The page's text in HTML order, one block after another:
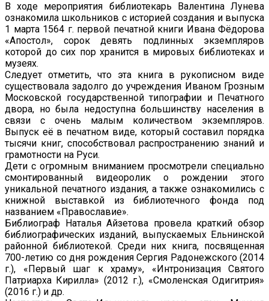
В ходе мероприятия библиотекарь Валентина Лунева
ознакомила школьников с историей создания и выпуска
1 марта 1564 г. первой печатной книги Ивана Фёдорова
«Апостол», сорок девять подлинных экземпляров
которой до сих пор хранится в мировых библиотеках и
музеях.
Следует отметить, что эта книга в рукописном виде
существовала задолго до учреждения Иваном Грозным
Московской государственной типографии и Печатного
двора, но была недоступна большинству населения в
связи с очень малым количеством экземпляров.
Выпуск её в печатном виде, который составил порядка
тысячи книг, способствовал распространению знаний и
грамотности на Руси.
Дети с огромным вниманием просмотрели специально
смонтированный видеоролик о рождении этого
уникальной печатного издания, а также ознакомились с
книжной выставкой из библиотечного фонда под
названием «Православие».
Библиограф Наталья Айзетова провела краткий обзор
библиографических изданий, выпускаемых Ельнинской
районной библиотекой. Среди них книга, посвященная
700-летию со дня рождения Сергия Радонежского (2014
г.), «Первый шаг к храму», «Интронизация Святого
Патриарха Кирилла» (2012 г.), «Смоленская Одигитрия»
(2016 г.) и др.